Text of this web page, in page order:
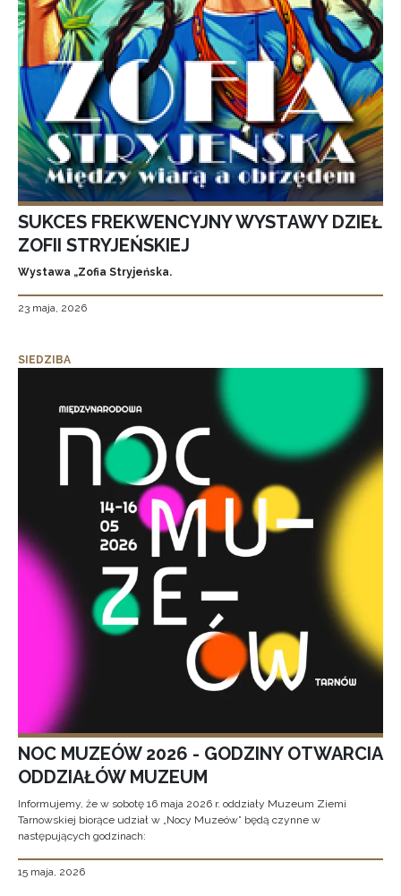
SUKCES FREKWENCYJNY WYSTAWY DZIEŁ
ZOFII STRYJEŃSKIEJ
Wystawa „Zofia Stryjeńska.
23 maja, 2026
SIEDZIBA
NOC MUZEÓW 2026 - GODZINY OTWARCIA
ODDZIAŁÓW MUZEUM
Informujemy, że w sobotę 16 maja 2026 r. oddziały Muzeum Ziemi
Tarnowskiej biorące udział w „Nocy Muzeów” będą czynne w
następujących godzinach:
15 maja, 2026